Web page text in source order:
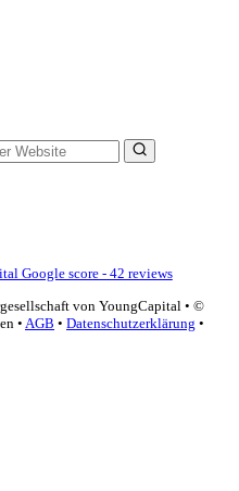
Google score - 42 reviews
von YoungCapital • ©
• AGB • Datenschutzerklärung •